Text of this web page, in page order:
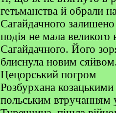
гетьманства й обрали
Сагайдачного
подія не мала
Сагайдачного. Його
блиснула новим
Цецорський погром
Розбурхана
польським втручанням